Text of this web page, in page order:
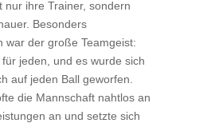
nur ihre Trainer, sondern
Besonders
war der große Teamgeist:
jeden, und es wurde sich
auf jeden Ball geworfen.
die Mannschaft nahtlos an
an und setzte sich